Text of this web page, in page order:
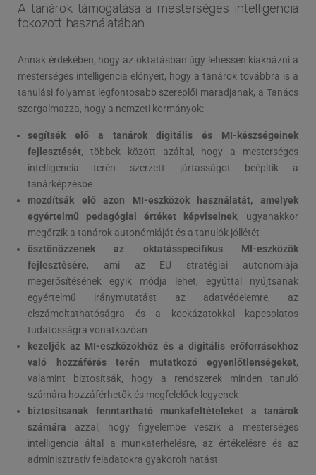
A tanárok támogatása a mesterséges intelligencia
fokozott használatában
Annak érdekében, hogy az oktatásban úgy lehessen kiaknázni a
mesterséges intelligencia előnyeit, hogy a tanárok továbbra is a
tanulási folyamat legfontosabb szereplői maradjanak, a Tanács
szorgalmazza, hogy a nemzeti kormányok:
segítsék elő a tanárok digitális és MI-készségeinek
fejlesztését, többek között azáltal, hogy a mesterséges
intelligencia terén szerzett jártasságot beépítik a
tanárképzésbe
mozdítsák elő azon MI-eszközök használatát, amelyek
egyértelmű pedagógiai értéket képviselnek, ugyanakkor
megőrzik a tanárok autonómiáját és a tanulók jóllétét
ösztönözzenek az oktatásspecifikus MI-eszközök
fejlesztésére, ami az EU stratégiai autonómiája
megerősítésének egyik módja lehet, egyúttal nyújtsanak
egyértelmű iránymutatást az adatvédelemre, az
elszámoltathatóságra és a kockázatokkal kapcsolatos
tudatosságra vonatkozóan
kezeljék az MI-eszközökhöz és a digitális erőforrásokhoz
való hozzáférés terén mutatkozó egyenlőtlenségeket,
valamint biztosítsák, hogy a rendszerek minden tanuló
számára hozzáférhetők és megfelelőek legyenek
biztosítsanak fenntartható munkafeltételeket a tanárok
számára azzal, hogy figyelembe veszik a mesterséges
intelligencia által a munkaterhelésre, az értékelésre és az
adminisztratív feladatokra gyakorolt hatást